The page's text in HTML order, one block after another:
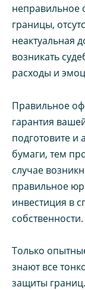
неправильное
границы,
неактуальная
возникать
расходы и
Правильное
гарантия
подготовите и
бумаги, тем
случае
правильное
инвестиция в
собственности.
Только
знают все
защиты